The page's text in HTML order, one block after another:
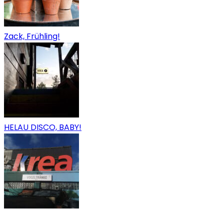
Zack, Frühling!
HELAU DISCO, BABY!